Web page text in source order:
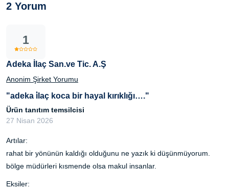
2 Yorum
1
Adeka İlaç San.ve Tic. A.Ş
Anonim Şirket Yorumu
"adeka i̇laç koca bir hayal kırıklığı…."
Ürün tanıtım temsilcisi
27 Nisan 2026
Artılar:
rahat bir yönünün kaldığı olduğunu ne yazık ki düşünmüyorum.
bölge müdürleri kısmende olsa makul insanlar.
Eksiler: